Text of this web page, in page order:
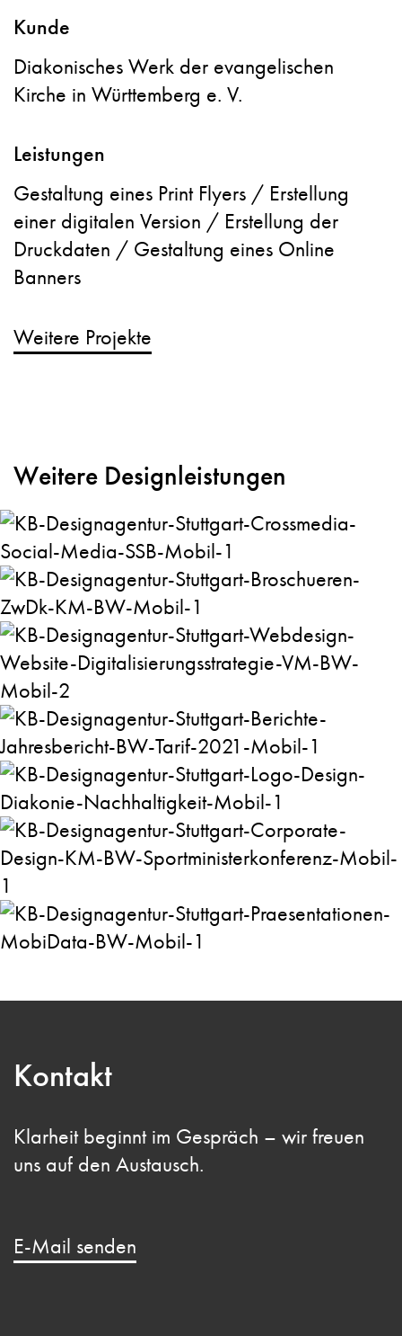
Kunde
Diakonisches Werk der evangelischen
Kirche in Württemberg e. V.
Leistungen
Gestaltung eines Print Flyers / Erstellung
einer digitalen Version / Erstellung der
Druckdaten / Gestaltung eines Online
Banners
Weitere Projekte
Weitere Designleistungen
Kontakt
Klarheit beginnt im Gespräch – wir freuen
uns auf den Austausch.
E-Mail senden